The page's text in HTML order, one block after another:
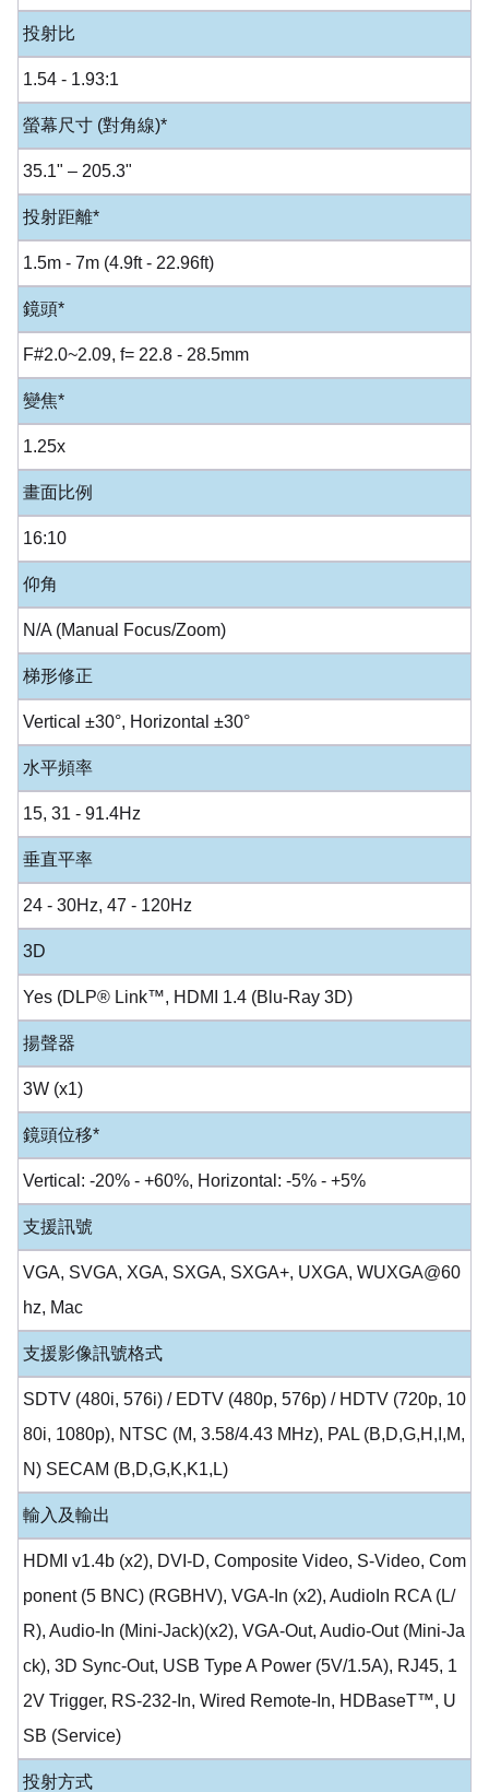
投射比
1.54 - 1.93:1
螢幕尺寸 (對角線)*
35.1" – 205.3"
投射距離*
1.5m - 7m (4.9ft - 22.96ft)
鏡頭*
F#2.0~2.09, f= 22.8 - 28.5mm
變焦*
1.25x
畫面比例
16:10
仰角
N/A (Manual Focus/Zoom)
梯形修正
Vertical ±30°, Horizontal ±30°
水平頻率
15, 31 - 91.4Hz
垂直平率
24 - 30Hz, 47 - 120Hz
3D
Yes (DLP® Link™, HDMI 1.4 (Blu-Ray 3D)
揚聲器
3W (x1)
鏡頭位移*
Vertical: -20% - +60%, Horizontal: -5% - +5%
支援訊號
VGA, SVGA, XGA, SXGA, SXGA+, UXGA, WUXGA@60
hz, Mac
支援影像訊號格式
SDTV (480i, 576i) / EDTV (480p, 576p) / HDTV (720p, 10
80i, 1080p), NTSC (M, 3.58/4.43 MHz), PAL (B,D,G,H,I,M,
N) SECAM (B,D,G,K,K1,L)
輸入及輸出
HDMI v1.4b (x2), DVI-D, Composite Video, S-Video, Com
ponent (5 BNC) (RGBHV), VGA-In (x2), AudioIn RCA (L/
R), Audio-In (Mini-Jack)(x2), VGA-Out, Audio-Out (Mini-Ja
ck), 3D Sync-Out, USB Type A Power (5V/1.5A), RJ45, 1
2V Trigger, RS-232-In, Wired Remote-In, HDBaseT™, U
SB (Service)
投射方式